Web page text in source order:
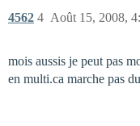
4562 Août 15, 2008,
4
mois aussis je peut pas
en multi.ca marche pas